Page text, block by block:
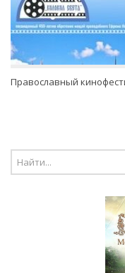
Православный